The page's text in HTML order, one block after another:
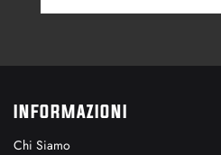
INFORMAZIONI
Chi Siamo